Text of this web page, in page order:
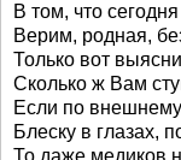
В том, что
Верим, родная,
Только вот
Сколько ж Вам
Если по внешнему
Блеску в глазах,
То даже медиков